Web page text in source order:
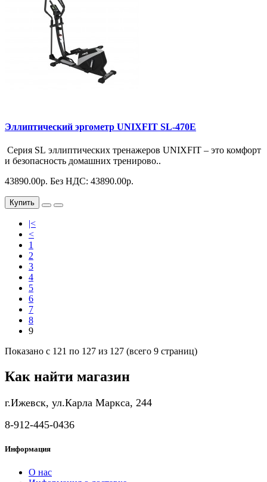
Эллиптический эргометр UNIXFIT SL-470E
Серия SL эллиптических тренажеров UNIXFIT – это комфорт
и безопасность домашних тренирово..
43890.00р. Без НДС: 43890.00р.
Купить
|<
<
1
2
3
4
5
6
7
8
9
Показано с 121 по 127 из 127 (всего 9 страниц)
Как найти магазин
г.Ижевск, ул.Карла Маркса, 244
8-912-445-0436
Информация
О нас